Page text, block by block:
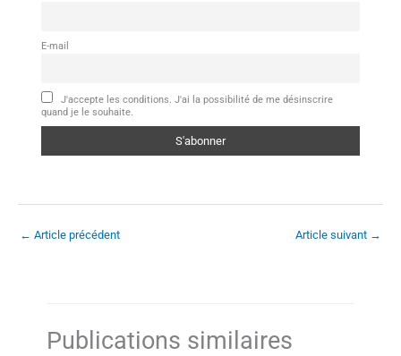
E-mail
J'accepte les conditions. J'ai la possibilité de me désinscrire
quand je le souhaite.
← Article précédent Article suivant →
Publications similaires